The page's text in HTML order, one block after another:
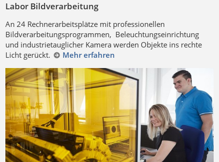
Labor Bildverarbeitung
An 24 Rechnerarbeitsplätze mit professionellen
Bildverarbeitungsprogrammen, Beleuchtungseinrichtung
und industrietauglicher Kamera werden Objekte ins rechte
Licht gerückt.
Mehr erfahren